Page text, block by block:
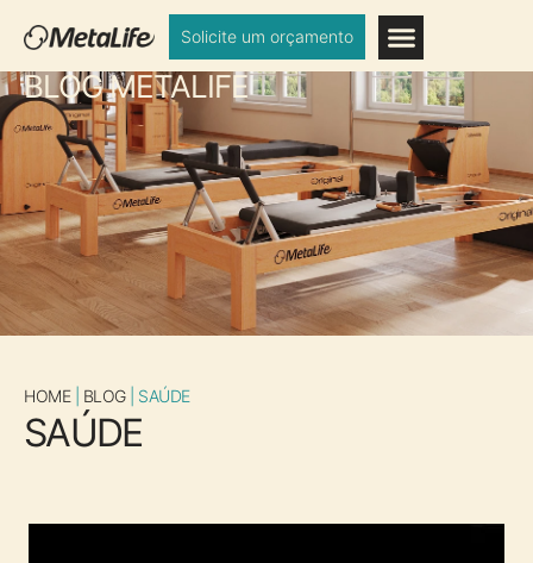
Solicite um orçamento
BLOG METALIFE
HOME| BLOG| SAÚDE
SAÚDE